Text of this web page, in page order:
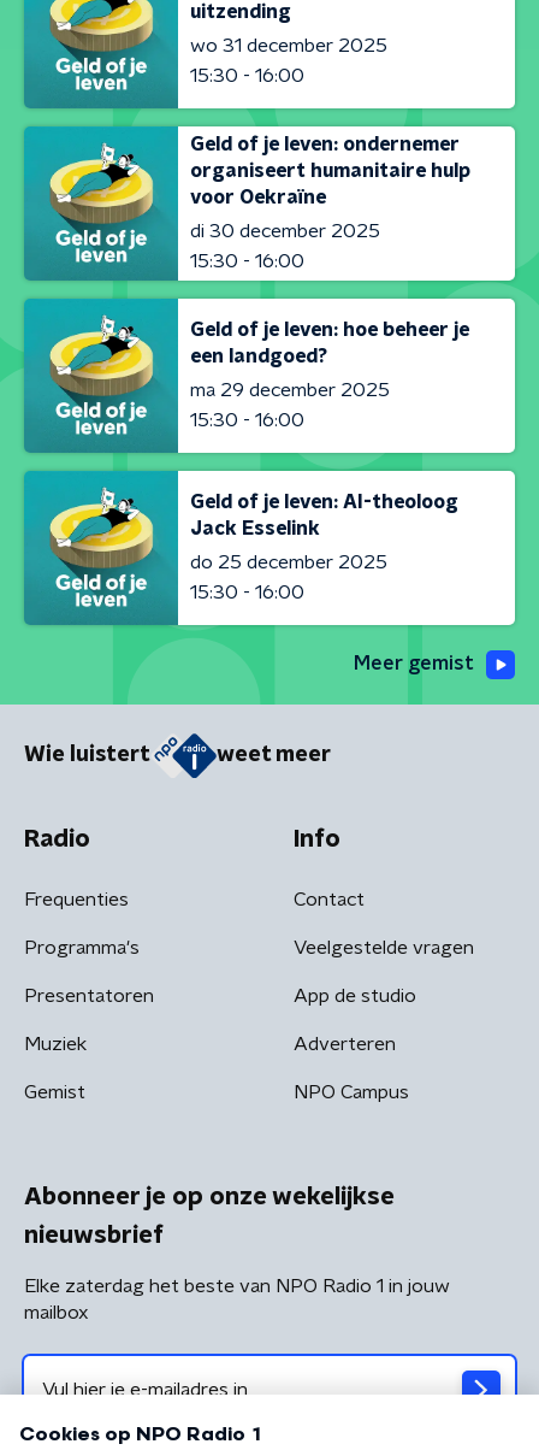
uitzending
wo 31 december 2025
15:30 - 16:00
Geld of je leven: ondernemer
organiseert humanitaire hulp
voor Oekraïne
di 30 december 2025
15:30 - 16:00
Geld of je leven: hoe beheer je
een landgoed?
ma 29 december 2025
15:30 - 16:00
Geld of je leven: AI-theoloog
Jack Esselink
do 25 december 2025
15:30 - 16:00
Meer gemist
Wie luistert weet meer
Radio
Frequenties
Programma's
Presentatoren
Muziek
Gemist
Info
Contact
Veelgestelde vragen
App de studio
Adverteren
NPO Campus
Abonneer je op onze wekelijkse
nieuwsbrief
Elke zaterdag het beste van NPO Radio 1 in jouw
mailbox